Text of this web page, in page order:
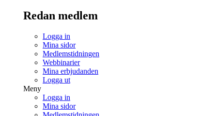
Redan medlem
Logga in
Mina sidor
Medlemstidningen
Webbinarier
Mina erbjudanden
Logga ut
Meny
Logga in
Mina sidor